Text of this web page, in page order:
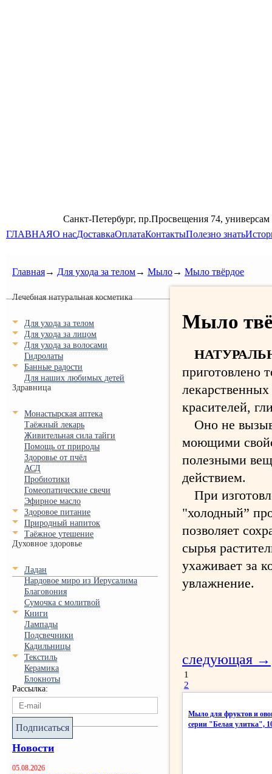
Санкт-Петербург, пр.Просвещения 74,
ГЛАВНАЯО насДоставкаОплатаКонтактыПолезно знать
Главная→ Для ухода за телом→ Мыло→ Мыло твёрдое
Лечебная натуральная косметика
Для ухода за телом
Для ухода за лицом
Для ухода за волосами
Гидролаты
Банные радости
Для наших любимых детей
Здравница
Монастырская аптека
Таёжный лекарь
Живительная сила тайги
Помощь от природы
Здоровье от пчёл
АСД
Пробиотики
Гомеопатические свечи
Эфирное масло
Здоровое питание
Природный напиток
Таёжное утешение
Духовное здоровье
Ладан
Нардовое миро из Иерусалима
Благовония
Сумочка с молитвой
Книги
Лампады
Подсвечники
Кадильницы
Текстиль
Керамика
Блокноты
Рассылка:
Подписаться
Новости
05.08.2026
Мыло
приготовлено
красителей,
Оно не
моющими
полезными
действием.
При
"холодный”
позволяет
сырья
ухаживает за
увлажнение.
следующая →
1
2
Мыло для фруктов и
серии "Белая улитка",